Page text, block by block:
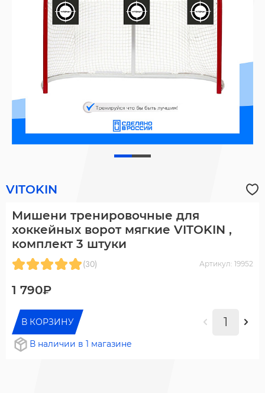
VITOKIN
Мишени тренировочные для
хоккейных ворот мягкие VITOKIN ,
комплект 3 штуки
(30) Артикул: 19952
1 790₽
В КОРЗИНУ
В наличии в 1 магазине